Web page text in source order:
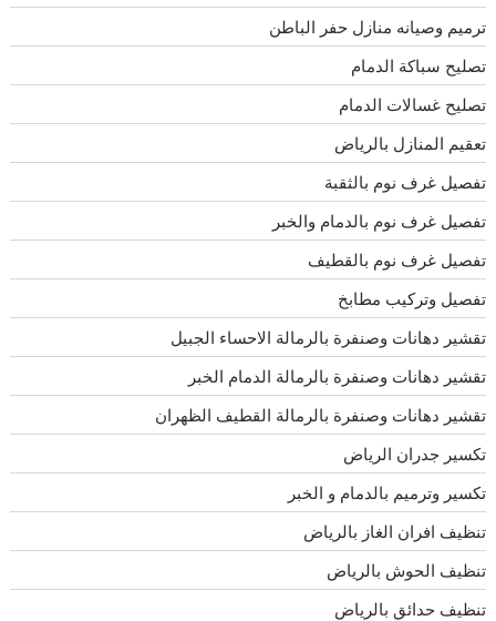
ترميم وصيانه منازل حفر الباطن
تصليح سباكة الدمام
تصليح غسالات الدمام
تعقيم المنازل بالرياض
تفصيل غرف نوم بالثقبة
تفصيل غرف نوم بالدمام والخبر
تفصيل غرف نوم بالقطيف
تفصيل وتركيب مطابخ
تقشير دهانات وصنفرة بالرمالة الاحساء الجبيل
تقشير دهانات وصنفرة بالرمالة الدمام الخبر
تقشير دهانات وصنفرة بالرمالة القطيف الظهران
تكسير جدران الرياض
تكسير وترميم بالدمام و الخبر
تنظيف افران الغاز بالرياض
تنظيف الحوش بالرياض
تنظيف حدائق بالرياض